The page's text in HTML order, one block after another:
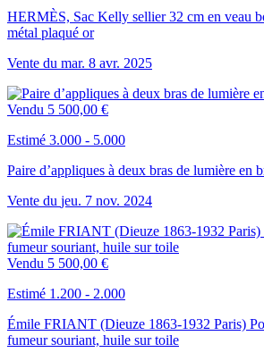
HERMÈS, Sac Kelly sellier 32 cm en veau
métal plaqué or
Vente du mar. 8 avr. 2025
Vendu 5 500,00 €
Estimé 3.000 - 5.000
Paire d’appliques à deux bras de lumière en
Vente du jeu. 7 nov. 2024
Vendu 5 500,00 €
Estimé 1.200 - 2.000
Émile FRIANT (Dieuze 1863-1932 Paris)
fumeur souriant, huile sur toile